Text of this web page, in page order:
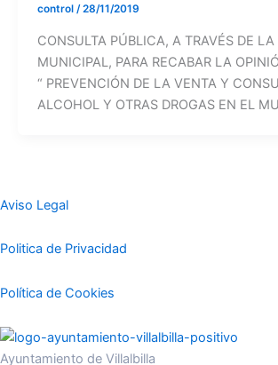
control /28/11/2019
CONSULTA PÚBLICA, A TRAVÉS DE
MUNICIPAL, PARA RECABAR LA
“ PREVENCIÓN DE LA VENTA Y
ALCOHOL Y OTRAS DROGAS EN EL
Aviso Legal
Politica de Privacidad
Política de Cookies
Ayuntamiento de Villalbilla